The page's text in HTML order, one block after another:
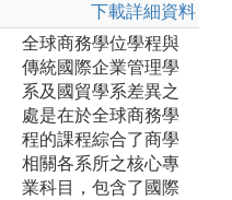
下載詳細資料
全球商務學位學程與
傳統國際企業管理學
系及國貿學系差異之
處是在於全球商務學
程的課程綜合了商學
相關各系所之核心專
業科目，包含了國際